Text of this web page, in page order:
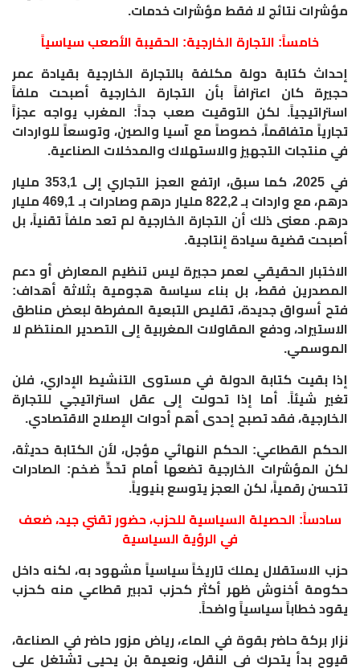
مؤشرات نتائج لا فقط مؤشرات خدمات.
خامساً: التجارة الخارجية: الحقيبة الأصعب سياسياً
إحداث كتابة دولة مكلفة بالتجارة الخارجية بقيادة عمر
حجيرة كان اعترافاً بأن التجارة الخارجية أصبحت ملفاً
استراتيجياً. لكن التوقيت صعب جداً: المغرب يواجه عجزاً
تجارياً متفاقماً، خصوصاً مع آسيا والصين، وتوسعاً للواردات
في منتجات التجهيز والاستهلاك والمدخلات الصناعية.
في 2025، كما سبق، ارتفع العجز التجاري إلى 353,1 مليار
درهم، مع واردات بـ 822,2 مليار درهم وصادرات بـ 469,1 مليار
درهم. معنى ذلك أن التجارة الخارجية لم تعد ملفاً تقنياً، بل
أصبحت قضية سيادة إنتاجية.
الاختبار الحقيقي لعمر حجيرة ليس تنظيم المعارض أو دعم
المصدرين فقط، بل بناء سياسة هجومية بثلاثة أهداف:
فتح أسواق جديدة، تقليص التبعية المفرطة لبعض مناطق
الاستيراد، ودفع المقاولات المغربية إلى التصدير المنتظم لا
الموسمي.
إذا بقيت كتابة الدولة في مستوى التنشيط الإداري، فلن
تغير شيئاً. أما إذا تحولت إلى عقل استراتيجي للتجارة
الخارجية، فقد تصبح إحدى أهم أدوات الإصلاح الاقتصادي.
الحكم القطاعي: الحكم النهائي مؤجل، لأن الكتابة حديثة،
لكن المؤشرات الخارجية تضعها أمام تحدٍّ ضخم: الصادرات
تتحسن رقمياً، لكن العجز يتوسع بنيوياً.
سادساً: الحصيلة السياسية للحزب، حضور تقني جيد، ضعف
في الرؤية السياسية
حزب الاستقلال يملك تاريخاً سياسياً مشهود به، لكنه داخل
حكومة أخنوش ظهر أكثر كحزب تدبير قطاعي منه كحزب
يقود خطاباً سياسياً واضحاً.
نزار بركة حاضر بقوة في الماء، رياض مزور حاضر في الصناعة،
قيوح بدأ يتحرك في النقل، ونعيمة بن يحيى تشتغل على